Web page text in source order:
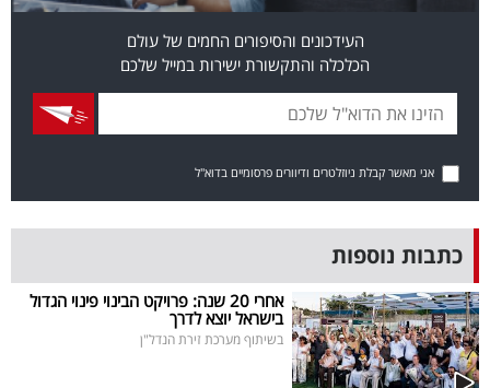
אחרינו:
העידכונים והסיפורים החמים של עולם
הכלכלה והתקשורת ישירות במייל שלכם
אני מאשר קבלת ניוזלטרים ודיוורים פרסומיים בדוא"ל
כתבות נוספות
אחרי 20 שנה: פרויקט הבינוי פינוי הגדול
בישראל יוצא לדרך
בשיתוף מערכת זירת הנדל"ן